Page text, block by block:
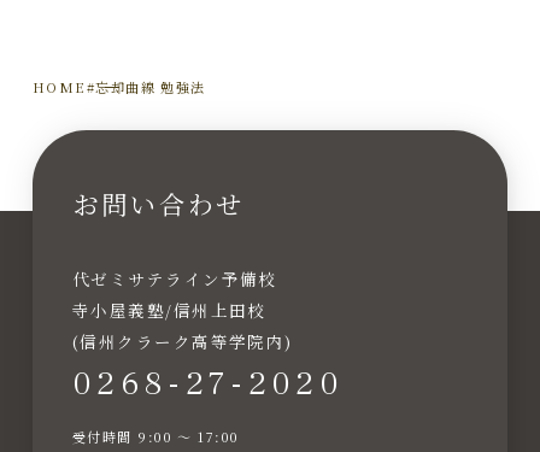
HOME#忘却曲線 勉強法
お問い合わせ
代ゼミサテライン予備校
寺小屋義塾/信州上田校
(信州クラーク高等学院内)
0268-27-2020
受付時間 9:00 〜 17:00